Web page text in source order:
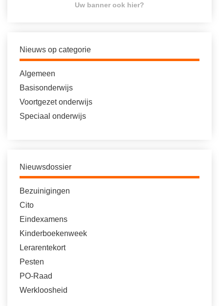
Uw banner ook hier?
Nieuws op categorie
Algemeen
Basisonderwijs
Voortgezet onderwijs
Speciaal onderwijs
Nieuwsdossier
Bezuinigingen
Cito
Eindexamens
Kinderboekenweek
Lerarentekort
Pesten
PO-Raad
Werkloosheid